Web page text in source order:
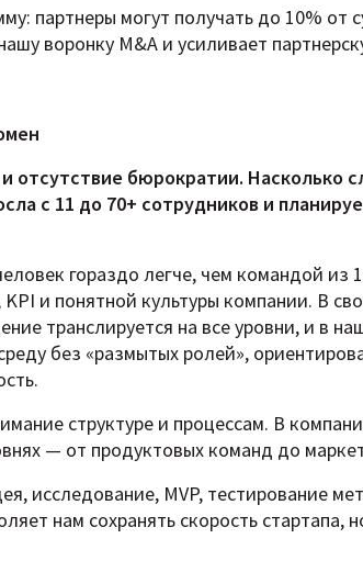
партнеры могут получать до 10% от
воронку M&A и усиливает
отсутствие бюрократии. Насколько
с 11 до 70+ сотрудников и
гораздо легче, чем командой из
и понятной культуры компании. В
транслируется на все уровни, и в
без «размытых ролей»,
структуре и процессам. В
— от продуктовых команд до
исследование, MVP, тестирование
нам сохранять скорость стартапа,